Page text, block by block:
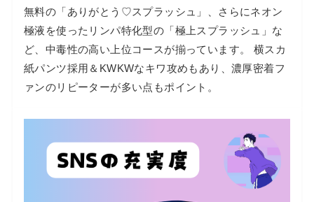
無料の「ありがとう♡スプラッシュ」、さらにネオン
極液を使ったリンパ特化型の「極上スプラッシュ」な
ど、中毒性の高い上位コースが揃っています。 横スカ
紙パンツ採用＆KWKWなキワ攻めもあり、濃厚密着フ
ァンのリピーターが多い点もポイント。